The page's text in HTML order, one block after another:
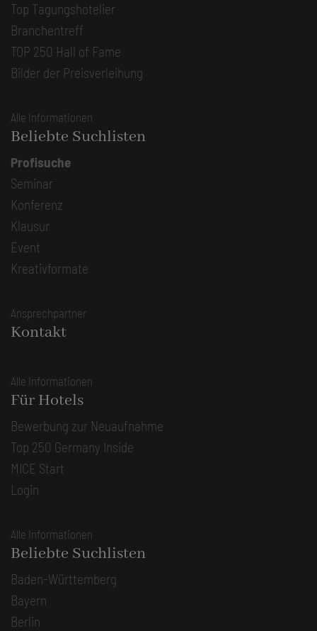
Top Tagungshotelier
Branchentreff
TOP 250 Hall of Fame
Bilder der Preisverleihung
Alle Informationen
Beliebte Suchlisten
Profisuche
Seminar
Konferenz
Klausur
Event
Kreativformate
Ansprechpartner
Kontakt
Alle Informationen
Für Hotels
Bewerbung zur Neuaufnahme
Top 250 Germany Inside
MICE Start
Login
Alle Informationen
Beliebte Suchlisten
Baden-Württemberg
Bayern
Berlin